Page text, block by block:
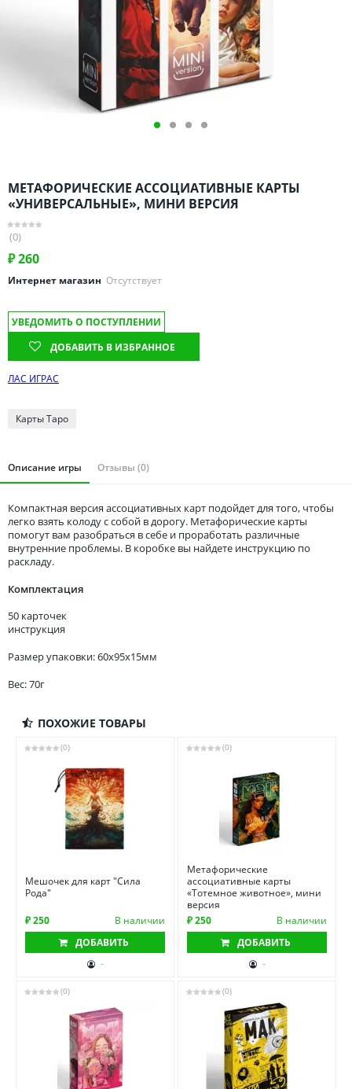
Оренбургская область
Пензенская область
Пермский край
Ростовская область
Саратовская область
Свердловская область
Ставропольский край
Тамбовская область
Татарстан
Тверская область
Томская область
Тюменская область
Ульяновская область
МЕТАФОРИЧЕСКИЕ АССОЦИАТИВНЫЕ КАРТЫ
«УНИВЕРСАЛЬНЫЕ», МИНИ ВЕРСИЯ
(0)
₽260
Интернет магазин Отсутствует
УВЕДОМИТЬ О ПОСТУПЛЕНИИ
ДОБАВИТЬ В ИЗБРАННОЕ
ЛАС ИГРАС
Карты Таро
Описание игры Отзывы (0)
Компактная версия ассоциативных карт подойдет для того, чтобы
легко взять колоду с собой в дорогу. Метафорические карты
помогут вам разобраться в себе и проработать различные
внутренние проблемы. В коробке вы найдете инструкцию по
раскладу.
Комплектация
50 карточек
инструкция
Размер упаковки: 60x95x15мм
Вес: 70г
ПОХОЖИЕ ТОВАРЫ
(0)
Мешочек для карт "Сила
Рода"
₽ 250
В наличии
ДОБАВИТЬ
-
(0)
Метафорические
ассоциативные карты
«Тотемное животное», мини
версия
₽ 250
В наличии
ДОБАВИТЬ
-
(0) (0)